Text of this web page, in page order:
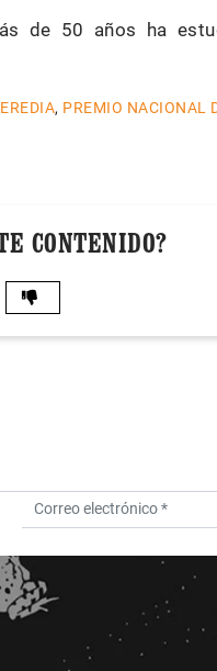
de 50 años ha
, PREMIO NACIONAL
CONTENIDO?